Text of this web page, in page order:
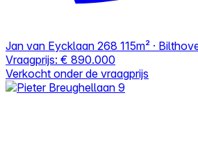
Jan van Eycklaan 268 115m² ·
Vraagprijs: € 890.000
Verkocht onder de vraagprijs